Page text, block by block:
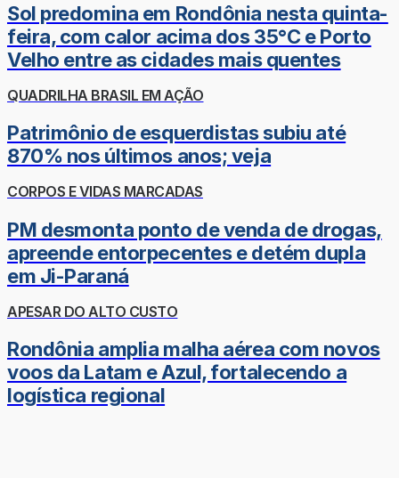
Sol predomina em Rondônia nesta quinta-
feira, com calor acima dos 35°C e Porto
Velho entre as cidades mais quentes
QUADRILHA BRASIL EM AÇÃO
Patrimônio de esquerdistas subiu até
870% nos últimos anos; veja
CORPOS E VIDAS MARCADAS
PM desmonta ponto de venda de drogas,
apreende entorpecentes e detém dupla
em Ji-Paraná
APESAR DO ALTO CUSTO
Rondônia amplia malha aérea com novos
voos da Latam e Azul, fortalecendo a
logística regional